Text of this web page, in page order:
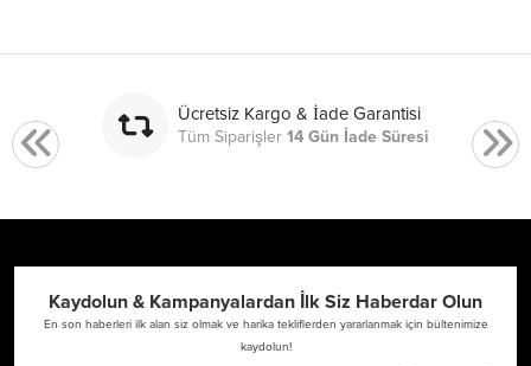
Ücretsiz Kargo & İade Garantisi
Tüm Siparişler14 Gün İade Süresi
Kaydolun & Kampanyalardan İlk Siz Haberdar Olun
En son haberleri ilk alan siz olmak ve harika tekliflerden yararlanmak için bültenimize
kaydolun!